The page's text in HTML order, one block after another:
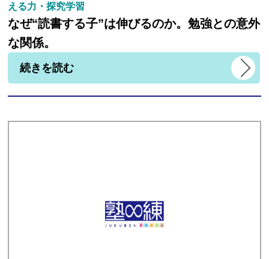
える力・探究学習
なぜ“読書する子”は伸びるのか。勉強との意外
な関係。
続きを読む